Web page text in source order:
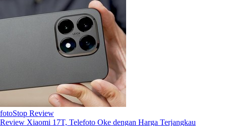
fotoStop Review
Review Xiaomi 17T, Telefoto Oke dengan Harga Terjangkau